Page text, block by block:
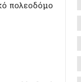
e-
Σπύρος
ΠΟΛΙΤΕΣ